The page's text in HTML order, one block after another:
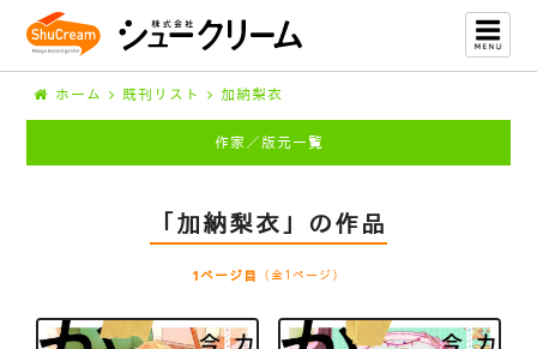
ホーム 既刊リスト 加納梨衣
作家／版元一覧
「加納梨衣」の作品
1ページ目 （全1ページ）